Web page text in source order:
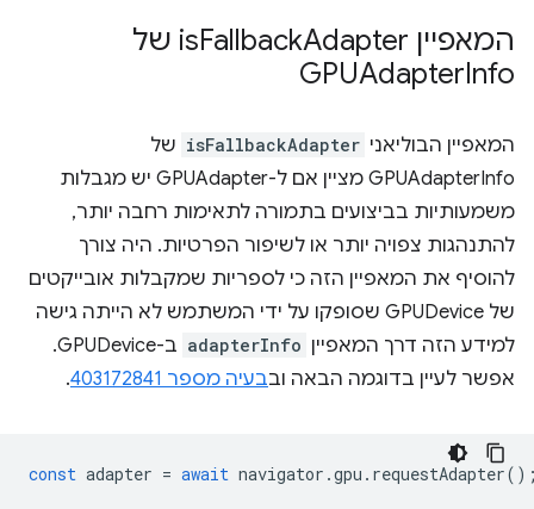
המאפיין is Fallback
Adapter של
GPUAdapterInfo
המאפיין הבוליאני isFallbackAdapter של
GPUAdapterInfo מציין אם ל-GPUAdapter יש מגבלות
משמעותיות בביצועים בתמורה לתאימות רחבה יותר,
להתנהגות צפויה יותר או לשיפור הפרטיות. היה צורך
להוסיף את המאפיין הזה כי לספריות שמקבלות אובייקטים
של GPUDevice שסופקו על ידי המשתמש לא הייתה גישה
למידע הזה דרך המאפיין adapterInfo
ב-GPUDevice.
אפשר לעיין בדוגמה הבאה ובבעיה מספר 403172841 .
const adapter = await navigator .gpu . requestAdapter